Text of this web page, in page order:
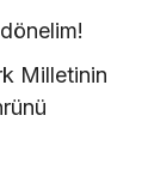
Milletinin